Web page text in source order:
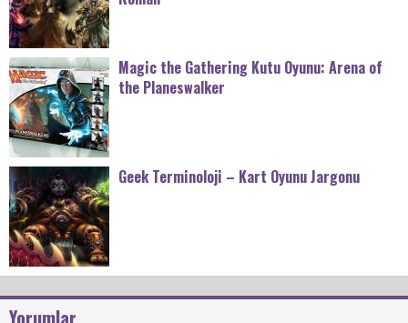
Magic the Gathering Kutu Oyunu: Arena of
the Planeswalker
Geek Terminoloji – Kart Oyunu Jargonu